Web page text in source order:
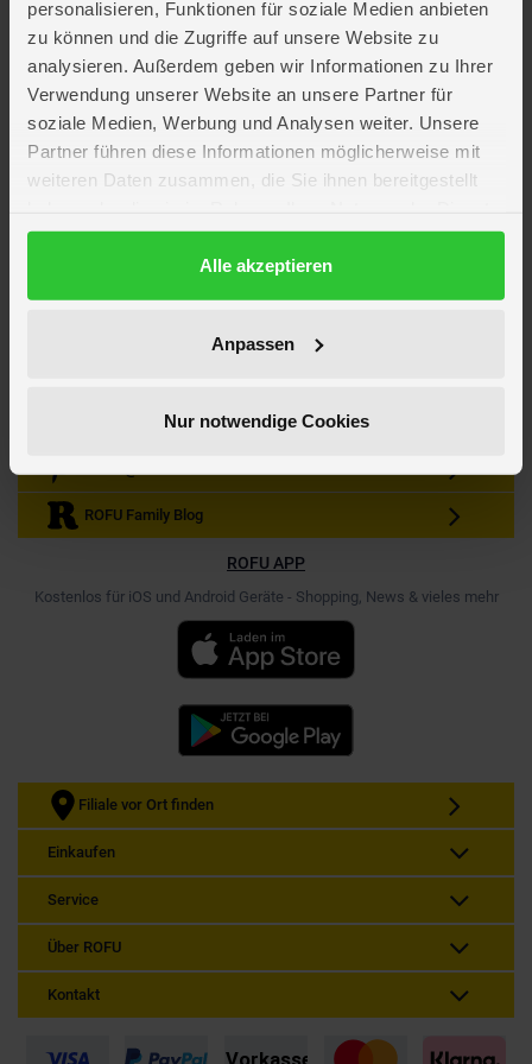
personalisieren, Funktionen für soziale Medien anbieten
zu können und die Zugriffe auf unsere Website zu
analysieren. Außerdem geben wir Informationen zu Ihrer
Verwendung unserer Website an unsere Partner für
soziale Medien, Werbung und Analysen weiter. Unsere
Partner führen diese Informationen möglicherweise mit
weiteren Daten zusammen, die Sie ihnen bereitgestellt
gesammelt haben.
DatenschutzerklärungAlle akzeptieren
Anpassen
Nur notwendige Cookies
Kein Angebot mehr verpassen
Zum Newsletter anmelden & Vorteile sichern
Anmelden
Gutscheine & Gewinnspiele
Neuheiten, Trends & Angebote
Werde unser Fan auf Facebook
ROFU Family Blog
ROFU APP
Kostenlos für iOS und Android Geräte - Shopping, News & vieles mehr
Filiale vor Ort finden
Einkaufen
Service
Über ROFU
Kontakt